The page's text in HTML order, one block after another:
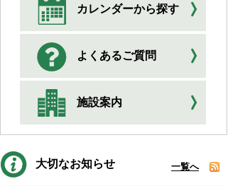
カレンダーから探す
よくあるご質問
施設案内
大切なお知らせ 一覧へ